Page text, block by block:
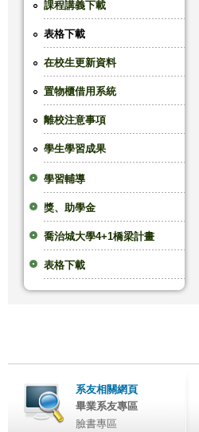
課程講義下載
表格下載
在校生更新資料
置物櫃借用系統
離校注意事項
學生學習成果
導覽列
學習輔導
獎、助學金
喬治城大學4+1橋梁計畫
表格下載
系友相關網頁
畢業系友專區
臉書專區